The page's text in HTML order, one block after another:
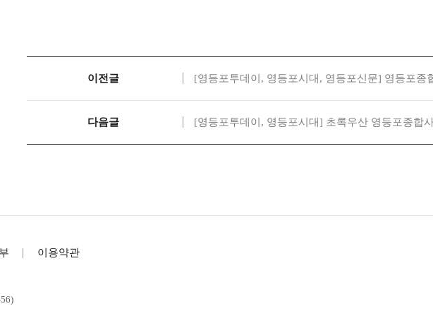
이전글 [영등포투데이, 영등포시대, 영등포신문] 영등포종
다음글 [영등포투데이, 영등포시대] 초록우산 영등포종합
이용약관